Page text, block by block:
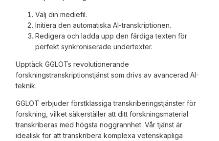
Välj din mediefil.
Initiera den automatiska AI-transkriptionen.
Redigera och ladda upp den färdiga texten för
perfekt synkroniserade undertexter.
Upptäck GGLOTs revolutionerande
forskningstranskriptionstjänst som drivs av avancerad AI-
teknik.
GGLOT erbjuder förstklassiga transkriberingstjänster för
forskning, vilket säkerställer att ditt forskningsmaterial
transkriberas med högsta noggrannhet. Vår tjänst är
idealisk för att transkribera komplexa vetenskapliga